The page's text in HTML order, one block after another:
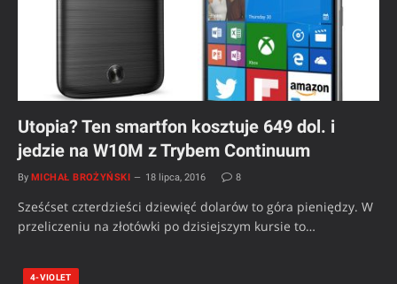
Utopia? Ten smartfon kosztuje 649 dol. i
jedzie na W10M z Trybem Continuum
By MICHAŁ BROŻYŃSKI 18 lipca, 2016 8
Sześćset czterdzieści dziewięć dolarów to góra pieniędzy. W
przeliczeniu na złotówki po dzisiejszym kursie to…
4-VIOLET